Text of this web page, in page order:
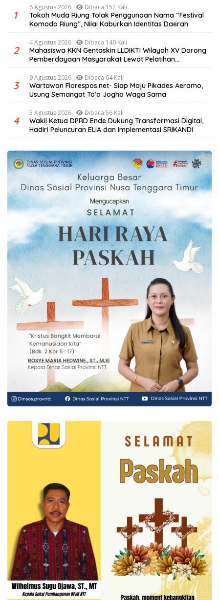
1
6 Agustus 2026 Dibaca 157 Kali
Tokoh Muda Riung Tolak Penggunaan Nama “Festival
Komodo Riung”, Nilai Kaburkan Identitas Daerah
2
4 Agustus 2026 Dibaca 140 Kali
Mahasiswa KKN Gentaskin LLDIKTI Wilayah XV Dorong
Pemberdayaan Masyarakat Lewat Pelatihan
Pengolahan Hasil Alam di Desa Sisir
3
9 Agustus 2026 Dibaca 64 Kali
Wartawan Florespos.net- Siap Maju Pikades Aeramo,
Usung Semangat To’o Jogho Waga Sama
4
5 Agustus 2026 Dibaca 56 Kali
Wakil Ketua DPRD Ende Dukung Transformasi Digital,
Hadiri Peluncuran ELiA dan Implementasi SRIKANDI